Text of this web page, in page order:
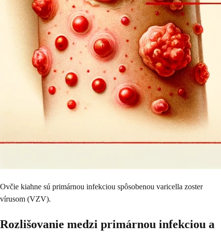
Ovčie kiahne sú primárnou infekciou spôsobenou varicella zoster
vírusom (VZV).
Rozlišovanie medzi primárnou infekciou a